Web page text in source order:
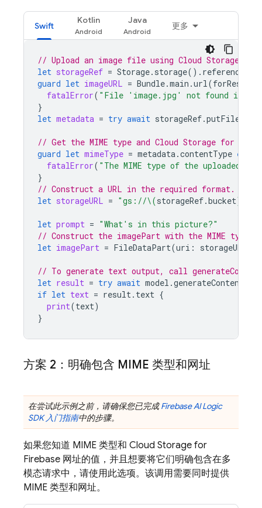
Swift
Kotlin Java
更多
// Upload an image file using Cloud Storage for
let storageRef = Storage. storage(). reference
guard let imageURL = Bundle.main .url(
fatalError( "File 'image.jpg' not found in
}
let metadata = try await storageRef.
// Get the MIME type and Cloud Storage for
guard let mimeType = metadata.contentType else
fatalError( "The MIME type of the uploaded
}
// Construct a URL in the required format.
let storageURL = "gs://\(storageRef.bucket)
let prompt = "What's in this picture?"
// Construct the imagePart with the MIME type
let imagePart = FileDataPart(uri : storageURL
// To generate text output, call
let result = try await model .generateContent
if let text = result. text {
print(text)
}
方案 2：明确包含 MIME 类型和网址
在尝试此示例之前，请确保您已完成Firebase AI Logic
SDK 入门指南中的步骤。
如果您知道 MIME 类型和 Cloud Storage for
Firebase 网址的值，并且想要将它们明确包含在多
模态请求中，请使用此选项。该调用需要同时提供
MIME 类型和网址。